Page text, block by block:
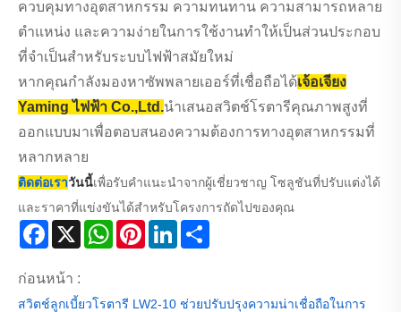
ควบคุมทางอุตสาหกรรม ความทนทาน ความสามารถหลาย
ตำแหน่ง และความง่ายในการใช้งานทำให้เป็นส่วนประกอบ
ที่จำเป็นสำหรับระบบไฟฟ้าสมัยใหม่
หากคุณกำลังมองหาซัพพลายเออร์ที่เชื่อถือได้เจ้อเจียง
Yaming ไฟฟ้า Co.,Ltd.นำเสนอสวิตช์โรตารีคุณภาพสูงที่
ออกแบบมาเพื่อตอบสนองความต้องการทางอุตสาหกรรมที่
หลากหลาย
ติดต่อเราวันนี้เพื่อรับคำแนะนำจากผู้เชี่ยวชาญ โซลูชันที่ปรับแต่งได้
และราคาที่แข่งขันได้สำหรับโครงการถัดไปของคุณ
Facebook
X WhatsApp
PinterestLinkedIn
ก่อนหน้า :
สวิตช์ลูกเบี้ยวโรตารี LW2-10 ช่วยปรับปรุงความน่าเชื่อถือในการ